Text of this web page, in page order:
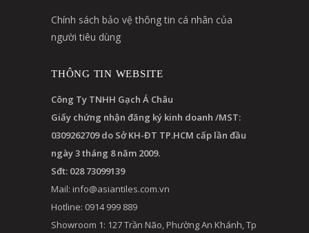
Chính sách bảo vệ thông tin cá nhân của
người tiêu dùng
THÔNG TIN WEBSITE
Công Ty TNHH Gạch Á Châu
Giấy chứng nhận đăng ký kinh doanh /MST:
0309262709 do Sở KH-ĐT TP.HCM cấp lần đầu
ngày 3 tháng 8 năm 2009.
Sđt: 028 73099139
Mail: info@asiantiles.com.vn
Hotline: 0914 999 889
Showroom 1: 127 Trần Não, Phường An Khánh, Tp